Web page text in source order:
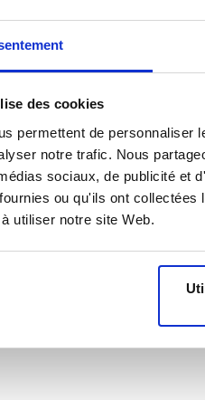
des cookies
permettent de personnaliser
notre trafic. Nous
sociaux, de publicité et
ou qu'ils ont
utiliser notre site Web.
: